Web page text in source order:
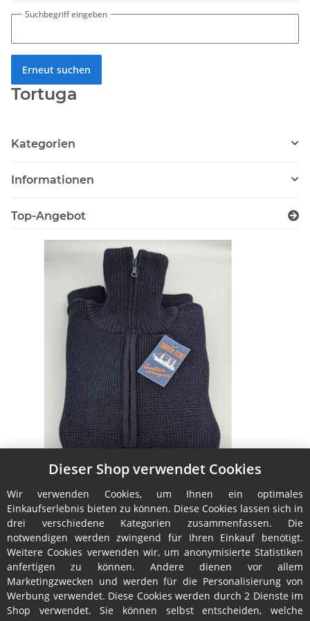
Suchbegriff eingeben
Erneut suchen
Tortuga
Kategorien
Informationen
Top-Angebot
Damen-Troyer Elbe S
119,00 €*
Dieser Shop verwendet Cookies
Wir verwenden Cookies, um Ihnen ein optimales
Einkaufserlebnis bieten zu können. Diese Cookies lassen sich in
drei verschiedene Kategorien zusammenfassen. Die
notwendigen werden zwingend für Ihren Einkauf benötigt.
Weitere Cookies verwenden wir, um anonymisierte Statistiken
anfertigen zu können. Andere dienen vor allem
Marketingzwecken und werden für die Personalisierung von
Werbung verwendet. Diese Cookies werden durch 2 Dienste im
Shop verwendet. Sie können selbst entscheiden, welche